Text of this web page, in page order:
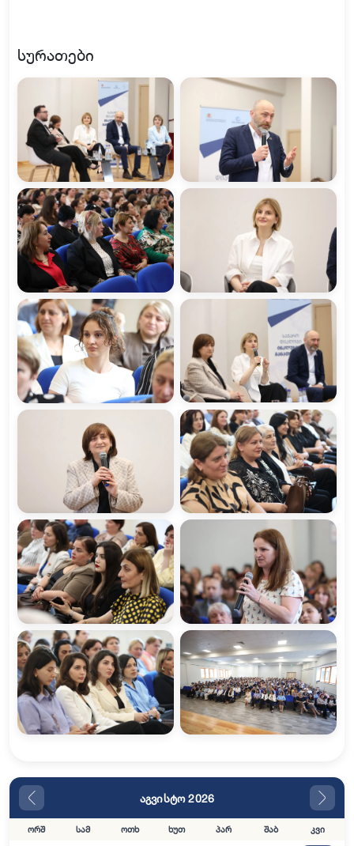
სურათები
აგვისტო 2026
ორშ სამ ოთხ ხუთ პარ შაბ კვი